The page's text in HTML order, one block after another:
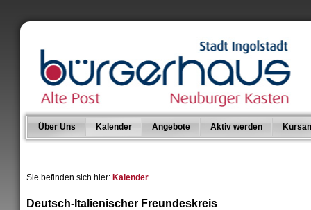
Über Uns Kalender Angebote Aktiv werden
Sie befinden sich hier: Kalender
Deutsch-Italienischer Freundeskreis